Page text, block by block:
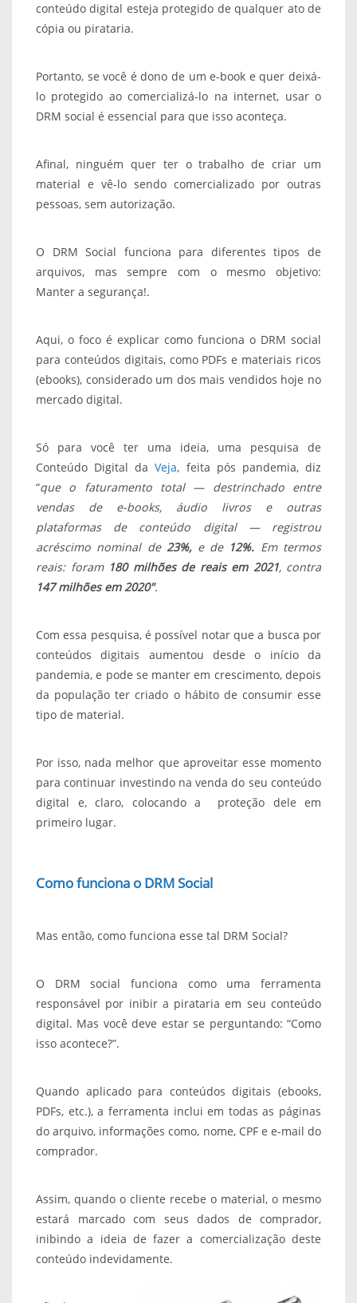
conteúdo digital esteja protegido de qualquer ato de
cópia ou pirataria.
Portanto, se você é dono de um e-book e quer deixá-
lo protegido ao comercializá-lo na internet, usar o
DRM social é essencial para que isso aconteça.
Afinal, ninguém quer ter o trabalho de criar um
material e vê-lo sendo comercializado por outras
pessoas, sem autorização.
O DRM Social funciona para diferentes tipos de
arquivos, mas sempre com o mesmo objetivo:
Manter a segurança!.
Aqui, o foco é explicar como funciona o DRM social
para conteúdos digitais, como PDFs e materiais ricos
(ebooks), considerado um dos mais vendidos hoje no
mercado digital.
Só para você ter uma ideia, uma pesquisa de
Conteúdo Digital daVeja, feita pós pandemia, diz
“que o faturamento total — destrinchado entre
vendas de e-books, áudio livros e outras
plataformas de conteúdo digital — registrou
acréscimo nominal de23%, e de 12%. Em termos
reais: foram 180 milhões de reais em 2021, contra
147 milhões em 2020″.
Com essa pesquisa, é possível notar que a busca por
conteúdos digitais aumentou desde o início da
pandemia, e pode se manter em crescimento, depois
da população ter criado o hábito de consumir esse
tipo de material.
Por isso, nada melhor que aproveitar esse momento
para continuar investindo na venda do seu conteúdo
digital e, claro, colocando a proteção dele em
primeiro lugar.
Como funciona o DRM Social
Mas então, como funciona esse tal DRM Social?
O DRM social funciona como uma ferramenta
responsável por inibir a pirataria em seu conteúdo
digital. Mas você deve estar se perguntando: “Como
isso acontece?”.
Quando aplicado para conteúdos digitais (ebooks,
PDFs, etc.), a ferramenta inclui em todas as páginas
do arquivo, informações como, nome, CPF e e-mail do
comprador.
Assim, quando o cliente recebe o material, o mesmo
estará marcado com seus dados de comprador,
inibindo a ideia de fazer a comercialização deste
conteúdo indevidamente.